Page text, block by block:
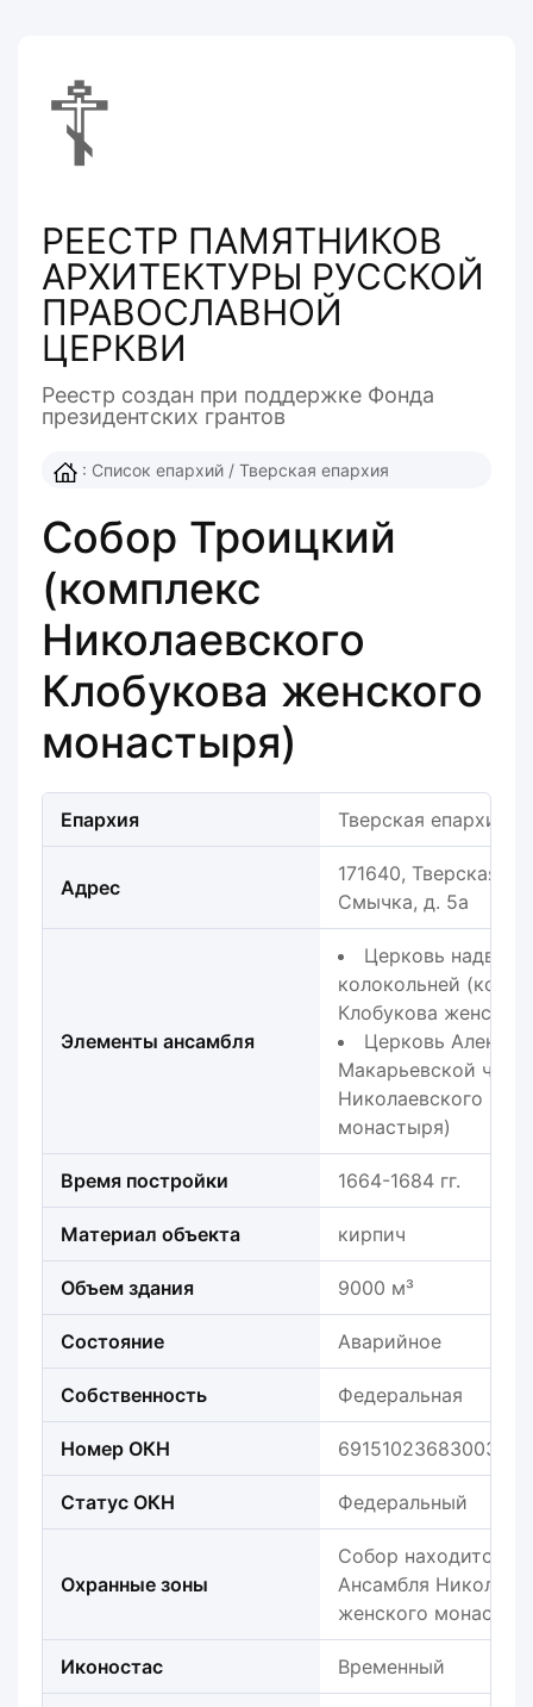
☦
РЕЕСТР ПАМЯТНИКОВ
АРХИТЕКТУРЫ РУССКОЙ
ПРАВОСЛАВНОЙ
ЦЕРКВИ
Реестр создан при поддержке Фонда
президентcких грантов
: Список епархий / Тверская епархия
Собор Троицкий
(комплекс
Николаевского
Клобукова женского
монастыря)
Епархия Тверская епархия
Адрес
171640, Тверская
Смычка, д. 5а
Элементы ансамбля
Церковь
колокольней
Клобукова
Церковь
Макарьевской
Николаевского
монастыря)
Время постройки 1664-1684 гг.
Материал объекта кирпич
Объем здания 9000 м³
Состояние Аварийное
Собственность Федеральная
Номер ОКН 691510236830036
Статус ОКН Федеральный
Охранные зоны
Собор находится
Ансамбля
женского
Иконостас Временный